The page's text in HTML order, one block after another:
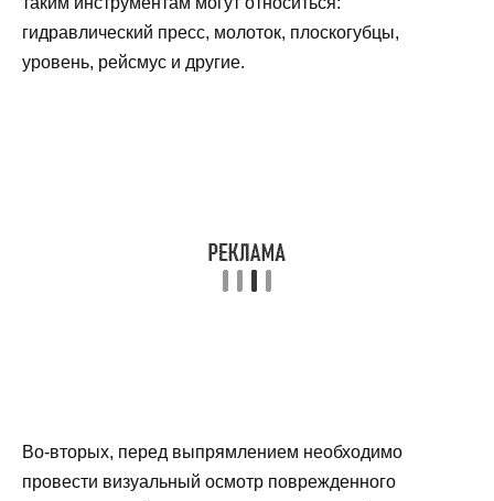
гидравлический пресс, молоток, плоскогубцы,
уровень, рейсмус и другие.
Во-вторых, перед выпрямлением необходимо
провести визуальный осмотр поврежденного